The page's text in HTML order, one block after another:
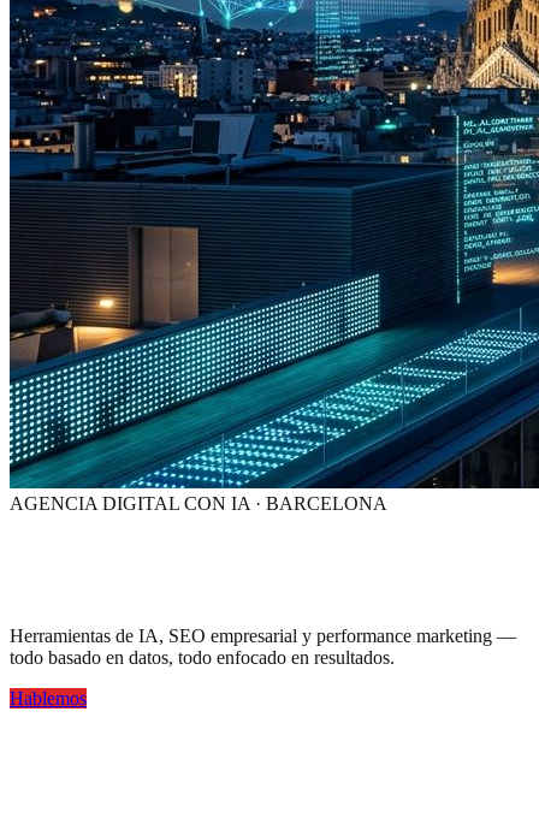
AGENCIA DIGITAL CON IA · BARCELONA
Herramientas de IA, SEO empresarial y performance marketing —
todo basado en datos, todo enfocado en resultados.
Hablemos